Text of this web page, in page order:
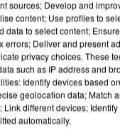
DE-FRANCE
AVEC LES...
sources; Develop and
content; Use profiles to
data to select content;
errors; Deliver and present
privacy choices. These
such as IP address and
Identify devices based
geolocation data; Match
Link different devices;
automatically.